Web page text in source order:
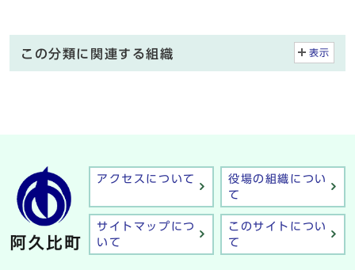
この分類に関連する組織 表示
アクセスについて
役場の組織につい
て
サイトマップにつ
いて
このサイトについ
て